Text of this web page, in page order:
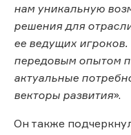
нам уникальную
решения для
ее ведущих
передовым опытом
актуальные
векторы развития».
Он также